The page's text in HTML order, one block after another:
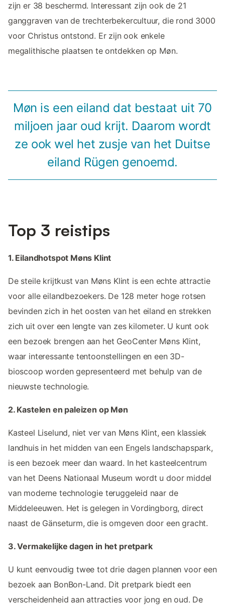
zijn er 38 beschermd. Interessant zijn ook de 21
ganggraven van de trechterbekercultuur, die rond 3000
voor Christus ontstond. Er zijn ook enkele
megalithische plaatsen te ontdekken op Møn.
Møn is een eiland dat bestaat uit 70
miljoen jaar oud krijt. Daarom wordt
ze ook wel het zusje van het Duitse
eiland Rügen genoemd.
Top 3 reistips
1. Eilandhotspot Møns Klint
De steile krijtkust van Møns Klint is een echte attractie
voor alle eilandbezoekers. De 128 meter hoge rotsen
bevinden zich in het oosten van het eiland en strekken
zich uit over een lengte van zes kilometer. U kunt ook
een bezoek brengen aan het GeoCenter Møns Klint,
waar interessante tentoonstellingen en een 3D-
bioscoop worden gepresenteerd met behulp van de
nieuwste technologie.
2. Kastelen en paleizen op Møn
Kasteel Liselund, niet ver van Møns Klint, een klassiek
landhuis in het midden van een Engels landschapspark,
is een bezoek meer dan waard. In het kasteelcentrum
van het Deens Nationaal Museum wordt u door middel
van moderne technologie teruggeleid naar de
Middeleeuwen. Het is gelegen in Vordingborg, direct
naast de Gänseturm, die is omgeven door een gracht.
3. Vermakelijke dagen in het pretpark
U kunt eenvoudig twee tot drie dagen plannen voor een
bezoek aan BonBon-Land. Dit pretpark biedt een
verscheidenheid aan attracties voor jong en oud. De